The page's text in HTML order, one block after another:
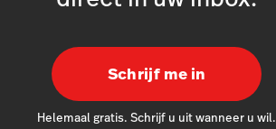
Schrijf me in
Helemaal gratis. Schrijf u uit wanneer u wil.